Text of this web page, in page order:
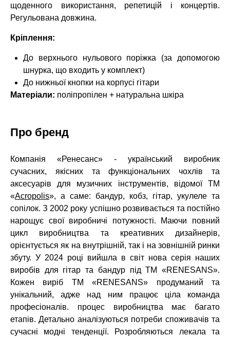
щоденного використання, репетицій і концертів.
Регульована довжина.
Кріплення:
До верхнього нульового поріжка (за допомогою
шнурка, що входить у комплект)
До нижньої кнопки на корпусі гітари
Матеріали: поліпропілен + натуральна шкіра
Про бренд
Компанія «Ренесанс» - український виробник
сучасних, якісних та функціональних чохлів та
аксесуарів для музичних інструментів, відомої ТМ
«Acropolis», а саме: бандур, кобз, гітар, укулеле та
сопілок. З 2002 року успішно розвивається та постійно
нарощує свої виробничі потужності. Маючи повний
цикл виробництва та креативних дизайнерів,
орієнтується як на внутрішній, так і на зовнішній ринки
збуту. У 2024 році вийшла в світ нова серія наших
виробів для гітар та бандур під ТМ «RENESANS».
Кожен виріб ТМ «RENESANS» продуманий та
унікальний, адже над ним працює ціла команда
професіоналів. процес виробництва має багато
етапів. Детально аналізуються потреби споживачів та
сучасні модні тенденції. Розробляються лекала та